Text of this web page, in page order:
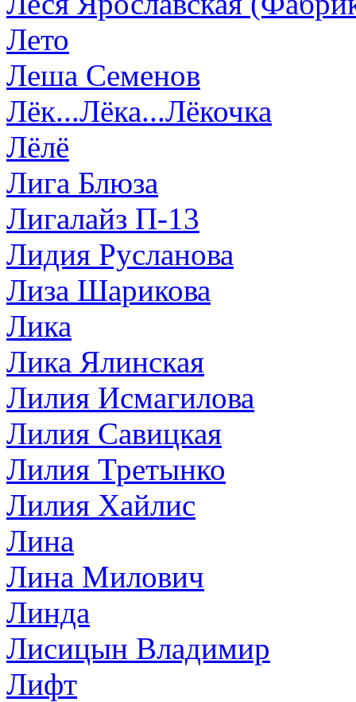
Лето
Леша Семенов
Лёк...Лёка...Лёкочка
Лёлё
Лига Блюза
Лигалайз П-13
Лидия Русланова
Лиза Шарикова
Лика
Лика Ялинская
Лилия Исмагилова
Лилия Савицкая
Лилия Третынко
Лилия Хайлис
Лина
Лина Милович
Линда
Лисицын Владимир
Лифт